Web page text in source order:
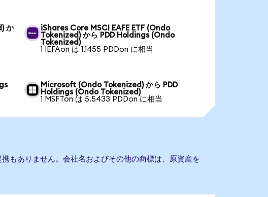
か
iShares Core MSCI EAFE ETF (Ondo
Tokenized) から PDD Holdings (Ondo
Tokenized)
1 IEFAon は 1.1455 PDDon に相当
Microsoft (Ondo Tokenized) から PDD
Holdings (Ondo Tokenized)
1 MSFTon は 5.5433 PDDon に相当
もありません。会社名およびその他の商標は、原資産を